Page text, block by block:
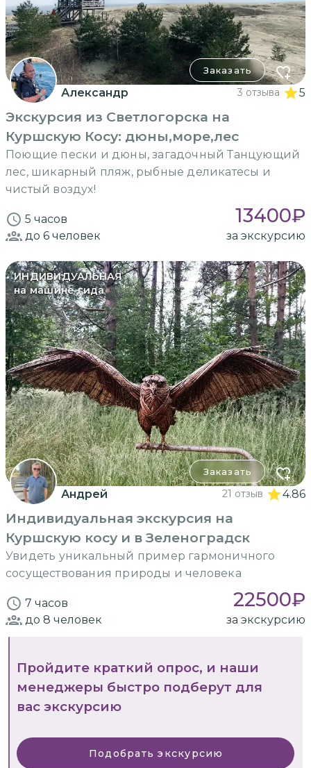
Заказать
Александр 3 отзыва 5
Экскурсия из Светлогорска на
Куршскую Косу: дюны,море,лес
Поющие пески и дюны, загадочный Танцующий
лес, шикарный пляж, рыбные деликатесы и
чистый воздух!
5 часов 13400₽
до 6 человек за экскурсию
ИНДИВИДУАЛЬНАЯ
на машине гида
Заказать
Андрей 21 отзыв 4.86
Индивидуальная экскурсия на
Куршскую косу и в Зеленоградск
Увидеть уникальный пример гармоничного
сосуществования природы и человека
7 часов 22500₽
до 8 человек за экскурсию
Пройдите краткий опрос, и наши
менеджеры быстро подберут для
вас экскурсию
Подобрать экскурсию